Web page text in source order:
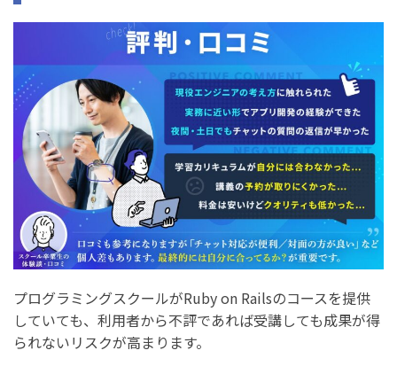
プログラミングスクールがRuby on Railsのコースを提供
していても、利用者から不評であれば受講しても成果が得
られないリスクが高まります。